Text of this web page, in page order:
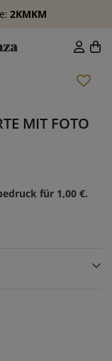
2KMKM
MIT FOTO
für 1,00 €.